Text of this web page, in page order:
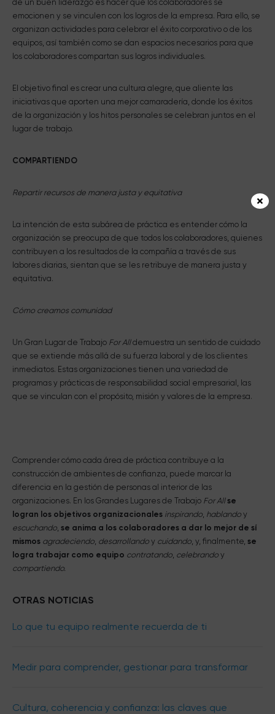
de un buen liderazgo es hacer que los colaboradores se
emocionen y se vinculen con los logros de la empresa. Para ello, se
organizan actividades para celebrar el éxito corporativo o de los
equipos, así también como se dan espacios necesarios para que
los colaboradores compartan sus logros individuales.
El objetivo final es crear una cultura alegre, que aliente las
iniciativas que aporten una mejor camaradería, donde los éxitos
de la organización y los hitos personales se celebran juntos en el
lugar de trabajo.
COMPARTIENDO
Repartir recursos de manera justa y equitativa
La intención de esta subárea de práctica es entender cómo la
organización se preocupa de que todos los colaboradores, quienes
contribuyen a los resultados de la compañía a través de sus
labores diarias, sientan que se les retribuye de manera justa y
equitativa.
Cómo creamos comunidad
Un Gran Lugar de Trabajo For Alldemuestra un sentido de cuidado
que se extiende más allá de su fuerza laboral y de los clientes
inmediatos. Estas organizaciones tienen una variedad de
programas y prácticas de responsabilidad social empresarial, las
que se vinculan con el propósito, misión y valores de la empresa.
Comprender cómo cada área de práctica contribuye a la
construcción de ambientes de confianza, puede marcar la
diferencia en la gestión de personas al interior de las
organizaciones. En los Grandes Lugares de Trabajo For All se
logran los objetivos organizacionales inspirando hablando y
escuchando se anima a los colaboradores a dar lo mejor de sí
mismos agradeciendo desarrollando y cuidando , y, finalmente, se
logra trabajar como equipo contratando celebrando y
compartiendo.
OTRAS NOTICIAS
Lo que tu equipo realmente recuerda de ti
Medir para comprender, gestionar para transformar
Cultura, coherencia y confianza: las claves que